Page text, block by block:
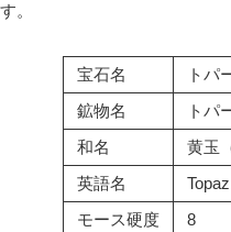
す。
宝石名
トパ
鉱物名
トパ
和名
黄玉
英語名
Topaz
モース硬度
8